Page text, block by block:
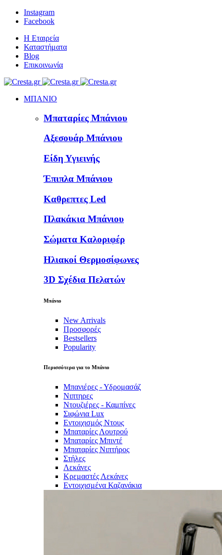
Instagram
Facebook
Η Εταιρεία
Καταστήματα
Blog
Επικοινωνία
ΜΠΑΝΙΟ
Μπαταρίες Μπάνιου
Αξεσουάρ Μπάνιου
Είδη Υγιεινής
Έπιπλα Μπάνιου
Καθρεπτες Led
Πλακάκια Μπάνιου
Σώματα Καλοριφέρ
Ηλιακοί Θερμοσίφωνες
3D Σχέδια Πελατών
Μπάνιο
New Arrivals
Προσφορές
Bestsellers
Popularity
Περισσότερα για το Μπάνιο
Μπανιέρες - Υδρομασάζ
Νιπτηρες
Ντουζιέρες - Καμπίνες
Σιφώνια Lux
Εντοιχισμός Ντους
Μπαταρίες Λουτρού
Μπαταρίες Μπιντέ
Μπαταρίες Νιπτήρος
Στήλες
Λεκάνες
Κρεμαστές Λεκάνες
Εντοιχισμένα Καζανάκια